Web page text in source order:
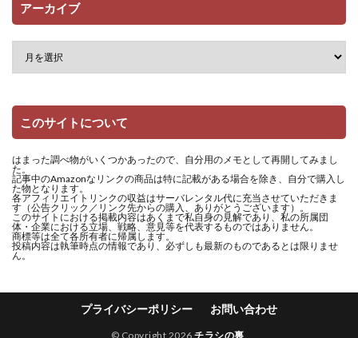
アーカイブ
このサイトについて
はまった調べ物がいくつかあったので、自分用のメモとして再開してみまし
た。
記事中のAmazonなリンクの商品は特に記載がある場合を除き、自分で購入し
た物となります。
各アフィリエイトリンクの収益はサーバレンタル代に充当させていただきま
す（公告クリック／リンク先からの購入、ありがとうございます）。
このサイトにおける掲載内容はあくまで私自身の見解であり、私の所属団
体・企業における立場、戦略、意見等を代表するものではありません。
商標等は全て各所有者に帰属します。
投稿内容は執筆時点の情報であり、必ずしも最新のものであるとは限りませ
ん。
プライバシーポリシー お問い合わせ
© Copyright 2026チラシの裏